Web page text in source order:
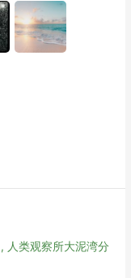
, 人类观察所大泥湾分